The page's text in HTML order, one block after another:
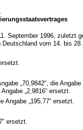
September 1996, zuletzt
vom 14. bis
„70,9842“, die Angabe
„2,9816“ ersetzt.
Angabe „195,77“ ersetzt.
ersetzt.